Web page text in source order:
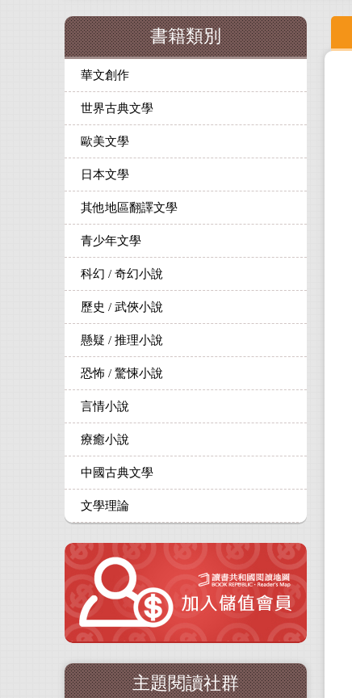
書籍類別
華文創作
世界古典文學
歐美文學
日本文學
其他地區翻譯文學
青少年文學
科幻 / 奇幻小說
歷史 / 武俠小說
懸疑 / 推理小說
恐怖 / 驚悚小說
言情小說
療癒小說
中國古典文學
文學理論
主題閱讀社群